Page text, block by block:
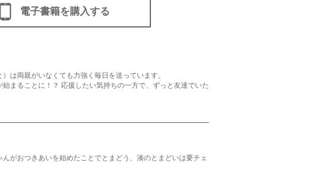
電子書籍を購入する
は両親がいなくても力強く毎日を送っています。
まることに！？ 応援したい気持ちの一方で、ずっと友達でいた
がおつきあいを始めたことでとまどう、湊のとまどいは要チェ